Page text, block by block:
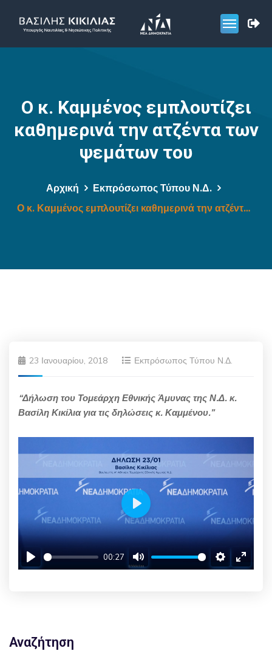
Ο κ. Καμμένος εμπλουτίζει
καθημερινά την ατζέντα των
ψεμάτων του
Αρχική
Εκπρόσωπος Τύπου Ν.Δ.
Ο κ. Καμμένος εμπλουτίζει καθημερινά την ατζέντα των ψεμάτων του
23 Ιανουαρίου, 2018 Εκπρόσωπος Τύπου Ν.Δ.
“Δήλωση του Τομεάρχη Εθνικής Άμυνας της Ν.Δ. κ.
Βασίλη Κικίλια για τις δηλώσεις κ. Καμμένου.”
Play
00:27
Mute SettingsEnter
Play
Αναζήτηση